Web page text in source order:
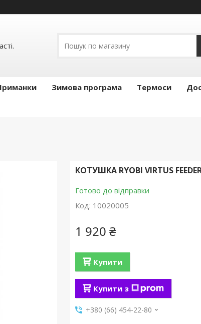
Зимова програма Термоси
КОТУШКА RYOBI VIRTUS
Готово до відправки
Код: 10020005
1 920 ₴
Купити
Купити з
+380 (66) 454-22-80